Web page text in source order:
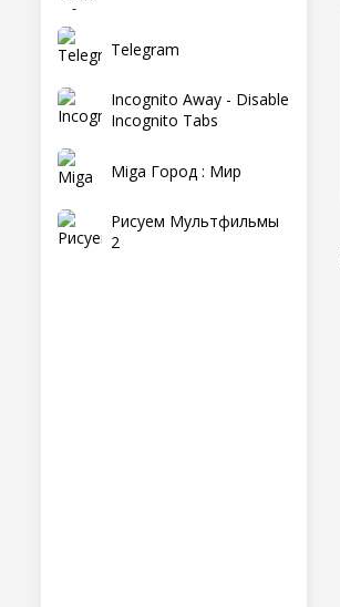
Telegram
Incognito Away - Disable
Incognito Tabs
Miga Город : Мир
Рисуем Мультфильмы
2